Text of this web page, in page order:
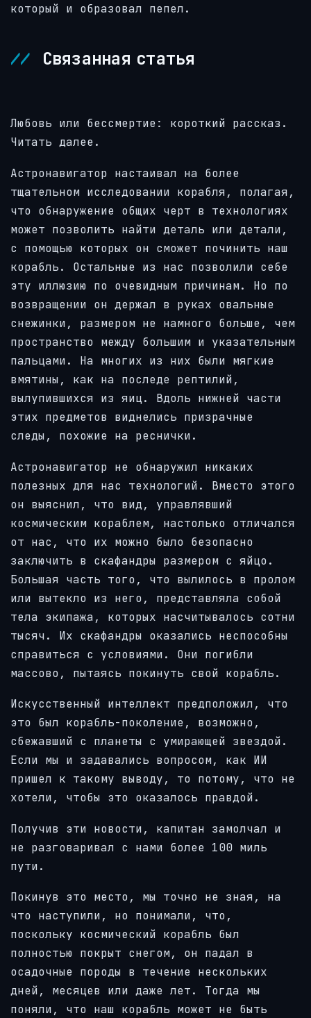
который и образовал пепел.
Связанная статья
Любовь или бессмертие: короткий рассказ.
Читать далее.
Астронавигатор настаивал на более
тщательном исследовании корабля, полагая,
что обнаружение общих черт в технологиях
может позволить найти деталь или детали,
с помощью которых он сможет починить наш
корабль. Остальные из нас позволили себе
эту иллюзию по очевидным причинам. Но по
возвращении он держал в руках овальные
снежинки, размером не намного больше, чем
пространство между большим и указательным
пальцами. На многих из них были мягкие
вмятины, как на последе рептилий,
вылупившихся из яиц. Вдоль нижней части
этих предметов виднелись призрачные
следы, похожие на реснички.
Астронавигатор не обнаружил никаких
полезных для нас технологий. Вместо этого
он выяснил, что вид, управлявший
космическим кораблем, настолько отличался
от нас, что их можно было безопасно
заключить в скафандры размером с яйцо.
Большая часть того, что вылилось в пролом
или вытекло из него, представляла собой
тела экипажа, которых насчитывалось сотни
тысяч. Их скафандры оказались неспособны
справиться с условиями. Они погибли
массово, пытаясь покинуть свой корабль.
Искусственный интеллект предположил, что
это был корабль-поколение, возможно,
сбежавший с планеты с умирающей звездой.
Если мы и задавались вопросом, как ИИ
пришел к такому выводу, то потому, что не
хотели, чтобы это оказалось правдой.
Получив эти новости, капитан замолчал и
не разговаривал с нами более 100 миль
пути.
Покинув это место, мы точно не зная, на
что наступили, но понимали, что,
поскольку космический корабль был
полностью покрыт снегом, он падал в
осадочные породы в течение нескольких
дней, месяцев или даже лет. Тогда мы
поняли, что наш корабль может не быть